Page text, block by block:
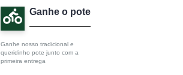
Ganhe o pote
Ganhe nosso tradicional e
queridinho pote junto com a
primeira entrega